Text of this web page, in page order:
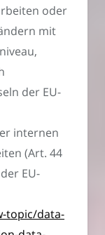
oder
mit
der EU-
internen
(Art. 44
EU-
topic/data-